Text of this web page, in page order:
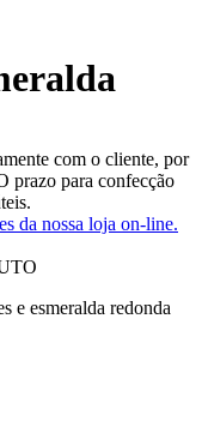
com o cliente, por
prazo para confecção
da nossa loja on-line.
e esmeralda redonda